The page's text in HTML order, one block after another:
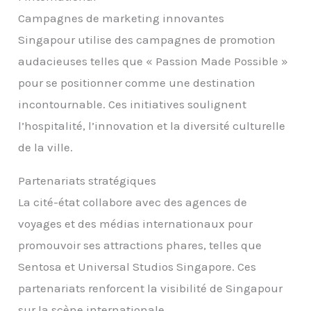
main mini, le léger parfum dure longtemps,
donnant aux gens une bonne sensation.
Campagnes de marketing innovantes
Singapour utilise des campagnes de promotion
audacieuses telles que « Passion Made Possible »
pour se positionner comme une destination
incontournable. Ces initiatives soulignent
l’hospitalité, l’innovation et la diversité culturelle
de la ville.
Partenariats stratégiques
La cité-état collabore avec des agences de
voyages et des médias internationaux pour
promouvoir ses attractions phares, telles que
Sentosa et Universal Studios Singapore. Ces
partenariats renforcent la visibilité de Singapour